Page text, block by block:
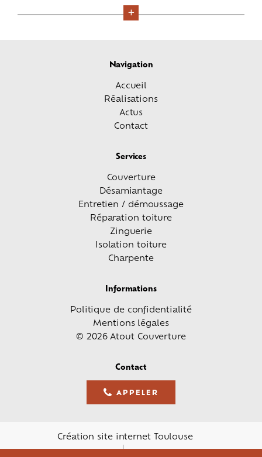
Navigation
Accueil
Réalisations
Actus
Contact
Services
Couverture
Désamiantage
Entretien / démoussage
Réparation toiture
Zinguerie
Isolation toiture
Charpente
Informations
Politique de confidentialité
Mentions légales
© 2026 Atout Couverture
Contact
05 61 36 23 68
APPELER
Création site internet Toulouse